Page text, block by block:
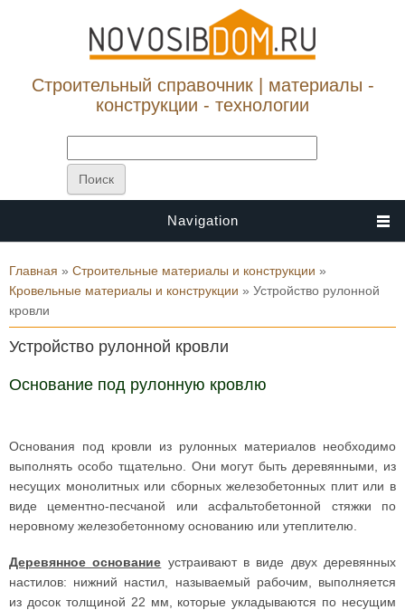
Строительный справочник | материалы -
конструкции - технологии
Navigation
Вы здесь
Главная » Строительные материалы и конструкции »
Кровельные материалы и конструкции » Устройство рулонной
кровли
Устройство рулонной кровли
Основание под рулонную кровлю
Основания под кровли из рулонных материалов необходимо
выполнять особо тщательно. Они могут быть деревянными, из
несущих монолитных или сборных железобетонных плит или в
виде цементно-песчаной или асфальтобетонной стяжки по
неровному железобетонному основанию или утеплителю.
Деревянное основание устраивают в виде двух деревянных
настилов: нижний настил, называемый рабочим, выполняется
из досок толщиной 22 мм, которые укладываются по несущим